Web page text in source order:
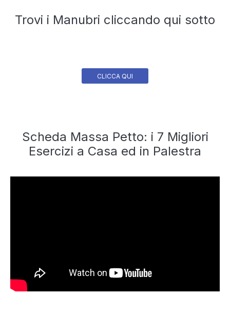
Trovi i Manubri cliccando qui sotto
CLICCA QUI
Scheda Massa Petto: i 7 Migliori
Esercizi a Casa ed in Palestra